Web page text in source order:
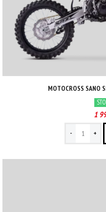
MOTOCROSS SANO
1
- +